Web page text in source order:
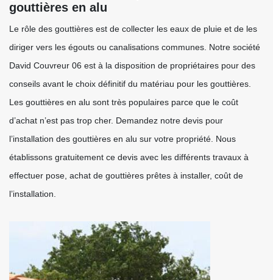
gouttières en alu
Le rôle des gouttières est de collecter les eaux de pluie et de les
diriger vers les égouts ou canalisations communes. Notre société
David Couvreur 06 est à la disposition de propriétaires pour des
conseils avant le choix définitif du matériau pour les gouttières.
Les gouttières en alu sont très populaires parce que le coût
d’achat n’est pas trop cher. Demandez notre devis pour
l’installation des gouttières en alu sur votre propriété. Nous
établissons gratuitement ce devis avec les différents travaux à
effectuer pose, achat de gouttières prêtes à installer, coût de
l’installation.